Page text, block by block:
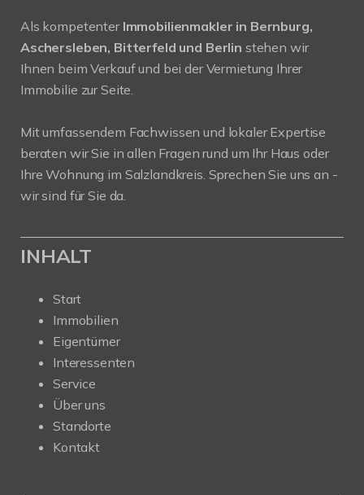
Als kompetenter Immobilienmakler in Bernburg,
Aschersleben, Bitterfeld und Berlin stehen wir
Ihnen beim Verkauf und bei der Vermietung Ihrer
Immobilie zur Seite.
Mit umfassendem Fachwissen und lokaler Expertise
beraten wir Sie in allen Fragen rund um Ihr Haus oder
Ihre Wohnung im Salzlandkreis. Sprechen Sie uns an -
wir sind für Sie da.
INHALT
Start
Immobilien
Eigentümer
Interessenten
Service
Über uns
Standorte
Kontakt